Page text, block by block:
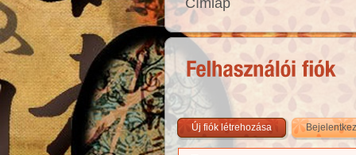
Új fiók létrehozása